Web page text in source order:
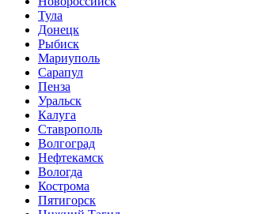
Тула
Донецк
Рыбиск
Мариуполь
Сарапул
Пенза
Уральск
Калуга
Ставрополь
Волгоград
Нефтекамск
Вологда
Кострома
Пятигорск